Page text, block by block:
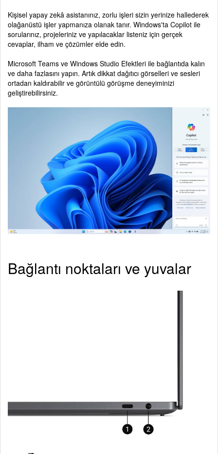
Kişisel yapay zekâ asistanınız, zorlu işleri sizin yerinize hallederek
olağanüstü işler yapmanıza olanak tanır. Windows'ta Copilot ile
sorularınız, projeleriniz ve yapılacaklar listeniz için gerçek
cevaplar, ilham ve çözümler elde edin.
Microsoft Teams ve Windows Studio Efektleri ile bağlantıda kalın
ve daha fazlasını yapın. Artık dikkat dağıtıcı görselleri ve sesleri
ortadan kaldırabilir ve görüntülü görüşme deneyiminizi
geliştirebilirsiniz.
Bağlantı noktaları ve yuvalar